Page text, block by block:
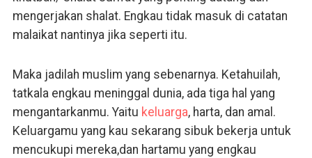
mengerjakan shalat. Engkau tidak masuk di catatan
malaikat nantinya jika seperti itu.
Maka jadilah muslim yang sebenarnya. Ketahuilah,
tatkala engkau meninggal dunia, ada tiga hal yang
mengantarkanmu. Yaitu keluarga, harta, dan amal.
Keluargamu yang kau sekarang sibuk bekerja untuk
mencukupi mereka,dan hartamu yang engkau